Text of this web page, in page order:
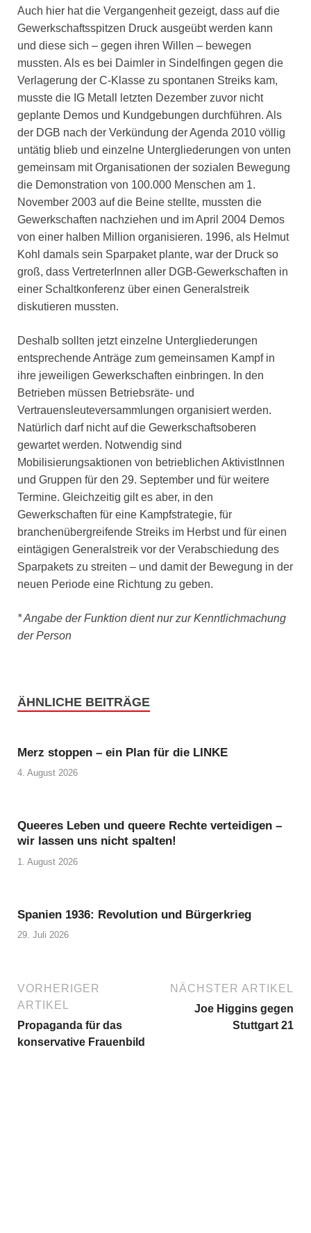
Auch hier hat die Vergangenheit gezeigt, dass auf die
Gewerkschaftsspitzen Druck ausgeübt werden kann
und diese sich – gegen ihren Willen – bewegen
mussten. Als es bei Daimler in Sindelfingen gegen die
Verlagerung der C-Klasse zu spontanen Streiks kam,
musste die IG Metall letzten Dezember zuvor nicht
geplante Demos und Kundgebungen durchführen. Als
der DGB nach der Verkündung der Agenda 2010 völlig
untätig blieb und einzelne Untergliederungen von unten
gemeinsam mit Organisationen der sozialen Bewegung
die Demonstration von 100.000 Menschen am 1.
November 2003 auf die Beine stellte, mussten die
Gewerkschaften nachziehen und im April 2004 Demos
von einer halben Million organisieren. 1996, als Helmut
Kohl damals sein Sparpaket plante, war der Druck so
groß, dass VertreterInnen aller DGB-Gewerkschaften in
einer Schaltkonferenz über einen Generalstreik
diskutieren mussten.
Deshalb sollten jetzt einzelne Untergliederungen
entsprechende Anträge zum gemeinsamen Kampf in
ihre jeweiligen Gewerkschaften einbringen. In den
Betrieben müssen Betriebsräte- und
Vertrauensleuteversammlungen organisiert werden.
Natürlich darf nicht auf die Gewerkschaftsoberen
gewartet werden. Notwendig sind
Mobilisierungsaktionen von betrieblichen AktivistInnen
und Gruppen für den 29. September und für weitere
Termine. Gleichzeitig gilt es aber, in den
Gewerkschaften für eine Kampfstrategie, für
branchenübergreifende Streiks im Herbst und für einen
eintägigen Generalstreik vor der Verabschiedung des
Sparpakets zu streiten – und damit der Bewegung in der
neuen Periode eine Richtung zu geben.
* Angabe der Funktion dient nur zur Kenntlichmachung
der Person
ÄHNLICHE BEITRÄGE
Merz stoppen – ein Plan für die LINKE
4. August 2026
Queeres Leben und queere Rechte verteidigen –
wir lassen uns nicht spalten!
1. August 2026
Spanien 1936: Revolution und Bürgerkrieg
29. Juli 2026
VORHERIGER
ARTIKEL
Propaganda für das
konservative Frauenbild
NÄCHSTER ARTIKEL
Joe Higgins gegen
Stuttgart 21